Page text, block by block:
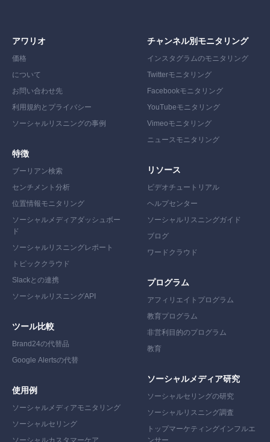
アワリオ
価格
について
お問い合わせ先
利用規約とプライバシー
ソーシャルリスニングの事例
特徴
ブーリアン検索
センチメント分析
位置情報モニタリング
ソーシャルメディアダッシュボー
ド
ソーシャルリスニングレポート
トピッククラウド
Slackとの連携
ソーシャルリスニングAPI
ツール比較
Brand24の代替品
Google Alertsの代替
使用例
ソーシャルメディアモニタリング
ソーシャルセリング
チャンネル別モニタリング
インスタグラムのモニタリング
Twitterモニタリング
Facebookモニタリング
YouTubeモニタリング
Vimeoモニタリング
ニュースモニタリング
リソース
ビデオチュートリアル
ヘルプセンター
ソーシャルリスニングガイド
ブログ
ワードクラウド
プログラム
アフィリエイトプログラム
教育プログラム
非営利目的のプログラム
教育
ソーシャルメディア研究
ソーシャルセリングの研究
ソーシャルリスニング調査
トップマーケティングインフルエ